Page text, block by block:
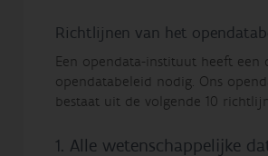
Richtlijnen van het
Een opendata-instituut heeft een
opendatabeleid nodig. Ons
bestaat uit de volgende 10
1. Alle wetenschappelijke